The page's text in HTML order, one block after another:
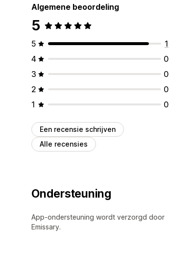
Algemene beoordeling
5
5
1
4
0
3
0
2
0
1
0
Een recensie schrijven
Alle recensies
Ondersteuning
App-ondersteuning wordt verzorgd door
Emissary.